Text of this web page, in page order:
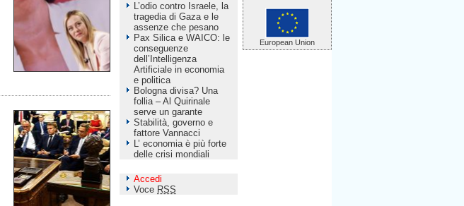
L’odio contro Israele, la
tragedia di Gaza e le
assenze che pesano
Pax Silica e WAICO: le
conseguenze
dell’Intelligenza
Artificiale in economia
e politica
Bologna divisa? Una
follia – Al Quirinale
serve un garante
Stabilità, governo e
fattore Vannacci
L’ economia è più forte
delle crisi mondiali
Accedi
Voce RSS
European Union